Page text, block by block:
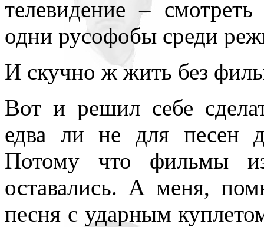
подсознаний автора и
поводу. По
подсознаний в
то, знаемом и рожденном
нигде уточнять и
телевидение –
одни русофобы среди
И скучно ж жить без
Вот и решил себе
едва ли не для песен
Потому что фильмы
оставались. А меня,
песня с ударным